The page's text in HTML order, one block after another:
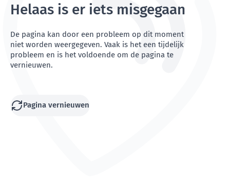
Helaas is er iets misgegaan
De pagina kan door een probleem op dit moment
niet worden weergegeven. Vaak is het een tijdelijk
probleem en is het voldoende om de pagina te
vernieuwen.
Pagina vernieuwen